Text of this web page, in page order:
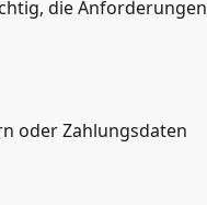
die Anforderungen
oder Zahlungsdaten